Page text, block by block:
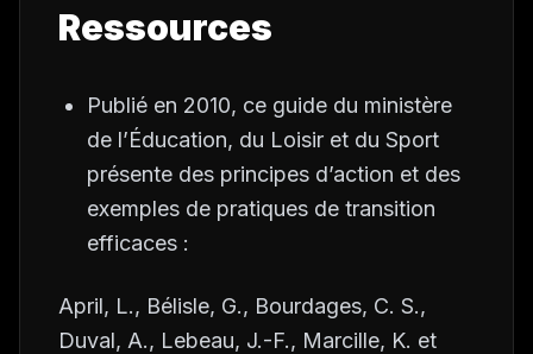
Ressources
Publié en 2010, ce guide du ministère
de l’Éducation, du Loisir et du Sport
présente des principes d’action et des
exemples de pratiques de transition
efficaces :
April, L., Bélisle, G., Bourdages, C. S.,
Duval, A., Lebeau, J.-F., Marcille, K. et